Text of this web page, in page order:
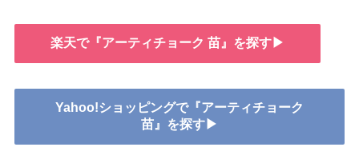
楽天で『アーティチョーク 苗』を探す▶
Yahoo!ショッピングで『アーティチョーク
苗』を探す▶